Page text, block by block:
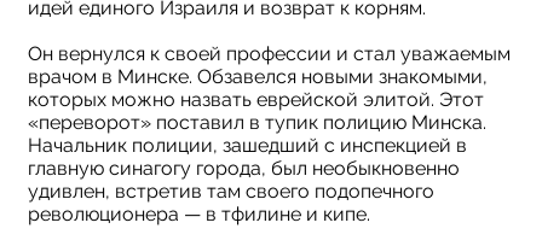
идей единого Израиля и возврат к корням.
Он вернулся к своей профессии и стал уважаемым
врачом в Минске. Обзавелся новыми знакомыми,
которых можно назвать еврейской элитой. Этот
«переворот» поставил в тупик полицию Минска.
Начальник полиции, зашедший с инспекцией в
главную синагогу города, был необыкновенно
удивлен, встретив там своего подопечного
революционера — в тфилине и кипе.